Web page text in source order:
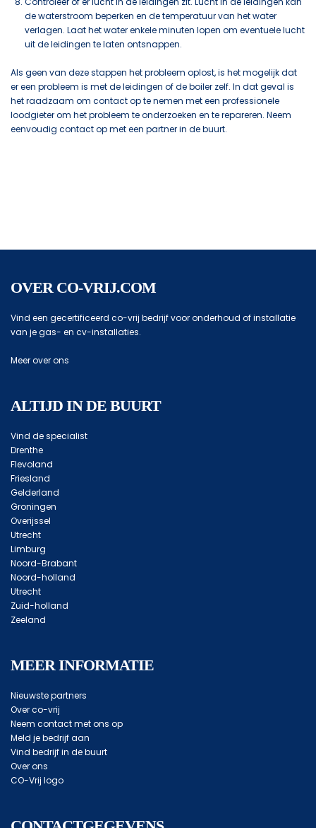
de waterstroom beperken en de temperatuur van het water
verlagen. Laat het water enkele minuten lopen om eventuele lucht
uit de leidingen te laten ontsnappen.
Als geen van deze stappen het probleem oplost, is het mogelijk dat
er een probleem is met de leidingen of de boiler zelf. In dat geval is
het raadzaam om contact op te nemen met een professionele
loodgieter om het probleem te onderzoeken en te repareren. Neem
eenvoudig contact op met een partner in de buurt.
OVER CO-VRIJ.COM
Vind een gecertificeerd co-vrij bedrijf voor onderhoud of installatie
van je gas- en cv-installaties.
Meer over ons
ALTIJD IN DE BUURT
Vind de specialist
Drenthe
Flevoland
Friesland
Gelderland
Groningen
Overijssel
Utrecht
Limburg
Noord-Brabant
Noord-holland
Utrecht
Zuid-holland
Zeeland
MEER INFORMATIE
Nieuwste partners
Over co-vrij
Neem contact met ons op
Meld je bedrijf aan
Vind bedrijf in de buurt
Over ons
CO-Vrij logo